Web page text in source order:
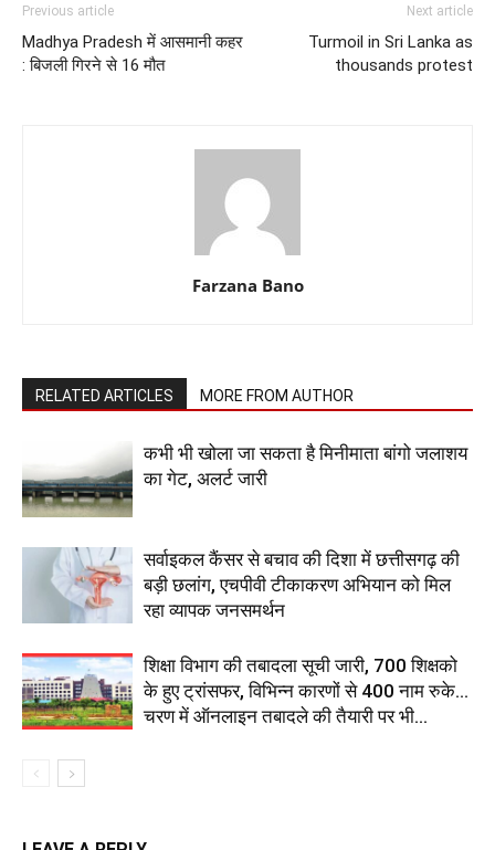
Previous article
Madhya Pradesh में आसमानी कहर
: बिजली गिरने से 16 मौत
Next article
Turmoil in Sri Lanka as
thousands protest
Farzana Bano
RELATED ARTICLES MORE FROM AUTHOR
कभी भी खोला जा सकता है मिनीमाता बांगो जलाशय
का गेट, अलर्ट जारी
सर्वाइकल कैंसर से बचाव की दिशा में छत्तीसगढ़ की
बड़ी छलांग, एचपीवी टीकाकरण अभियान को मिल
रहा व्यापक जनसमर्थन
शिक्षा विभाग की तबादला सूची जारी, 700 शिक्षको
के हुए ट्रांसफर, विभिन्न कारणों से 400 नाम रुके…
चरण में ऑनलाइन तबादले की तैयारी पर भी...